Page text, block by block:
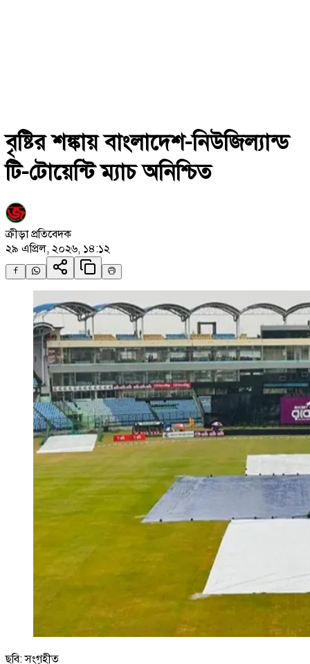
বৃষ্টির শঙ্কায় বাংলাদেশ-নিউজিল্যান্ড
টি-টোয়েন্টি ম্যাচ অনিশ্চিত
ক্রীড়া প্রতিবেদক
২৯ এপ্রিল, ২০২৬, ১৪:১২
ছবি: সংগৃহীত